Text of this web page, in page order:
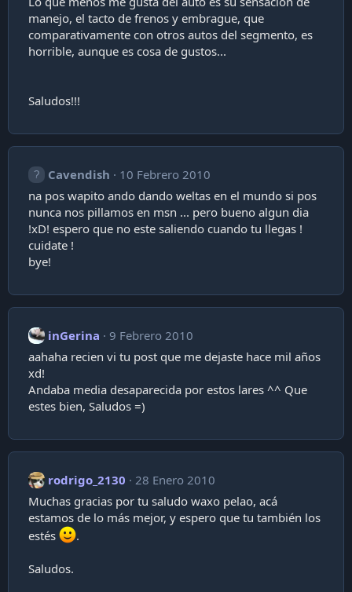
manejo, el tacto de frenos y embrague, que
comparativamente con otros autos del segmento, es
horrible, aunque es cosa de gustos...
Saludos!!!
Cavendish
10 Febrero 2010
na pos wapito ando dando weltas en el mundo si pos
nunca nos pillamos en msn ... pero bueno algun dia
!xD! espero que no este saliendo cuando tu llegas !
cuidate !
bye!
inGerina
9 Febrero 2010
aahaha recien vi tu post que me dejaste hace mil años
xd!
Andaba media desaparecida por estos lares ^^ Que
estes bien, Saludos =)
rodrigo_2130
28 Enero 2010
Muchas gracias por tu saludo waxo pelao, acá
estamos de lo más mejor, y espero que tu también los
estés
.
Saludos.